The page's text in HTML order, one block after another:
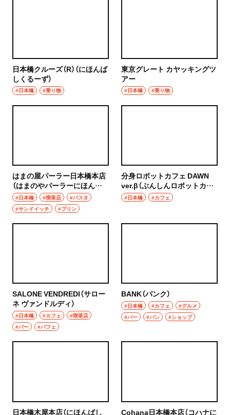
日本橋クルーズ（R）（にほんば
しくるーず）
#日本橋 #乗り物
東京グレート カヤッキングツ
アー
#日本橋 #乗り物
はまの屋パーラー日本橋本店
（はまのやパーラーにほんば
しほんてん）
#日本橋 #喫茶店
#パスタ
#サンドイッチ
#プリン
分身ロボットカフェ DAWN
ver.β（ぶんしんロボットカフ
ェ ドーン バージョンべータ）
#日本橋 #カフェ
SALONE VENDREDI（サロー
ネ ヴァンドルディ）
#日本橋 #カフェ
#喫茶店
#バー
#パフェ
BANK（バンク）
#日本橋 #カフェ
#グルメ
#バー
#パン #ショップ
日本橋木屋本店（にほんばし
Cohana日本橋本店（コハナに